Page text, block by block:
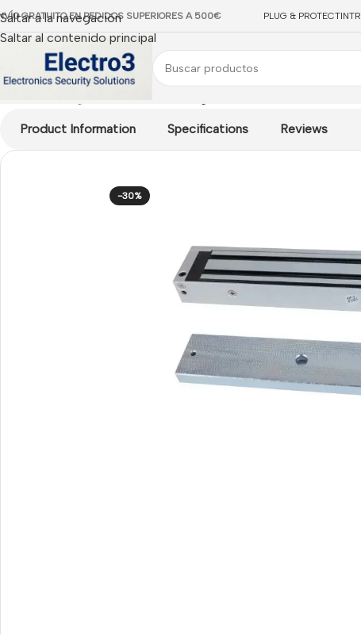
Saltar a la navegación
Saltar al contenido principal
GRATUITO EN PEDIDOS SUPERIORES A 500€ PLUG & PROTECT
Product Information Specifications Reviews
-30%